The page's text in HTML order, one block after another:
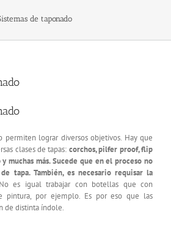
de taponado
permiten lograr diversos objetivos. Hay que
clases de tapas: corchos, pilfer proof, flip
muchas más. Sucede que en el proceso no
tapa. También, es necesario requisar la
es igual trabajar con botellas que con
pintura, por ejemplo. Es por eso que las
de distinta índole.